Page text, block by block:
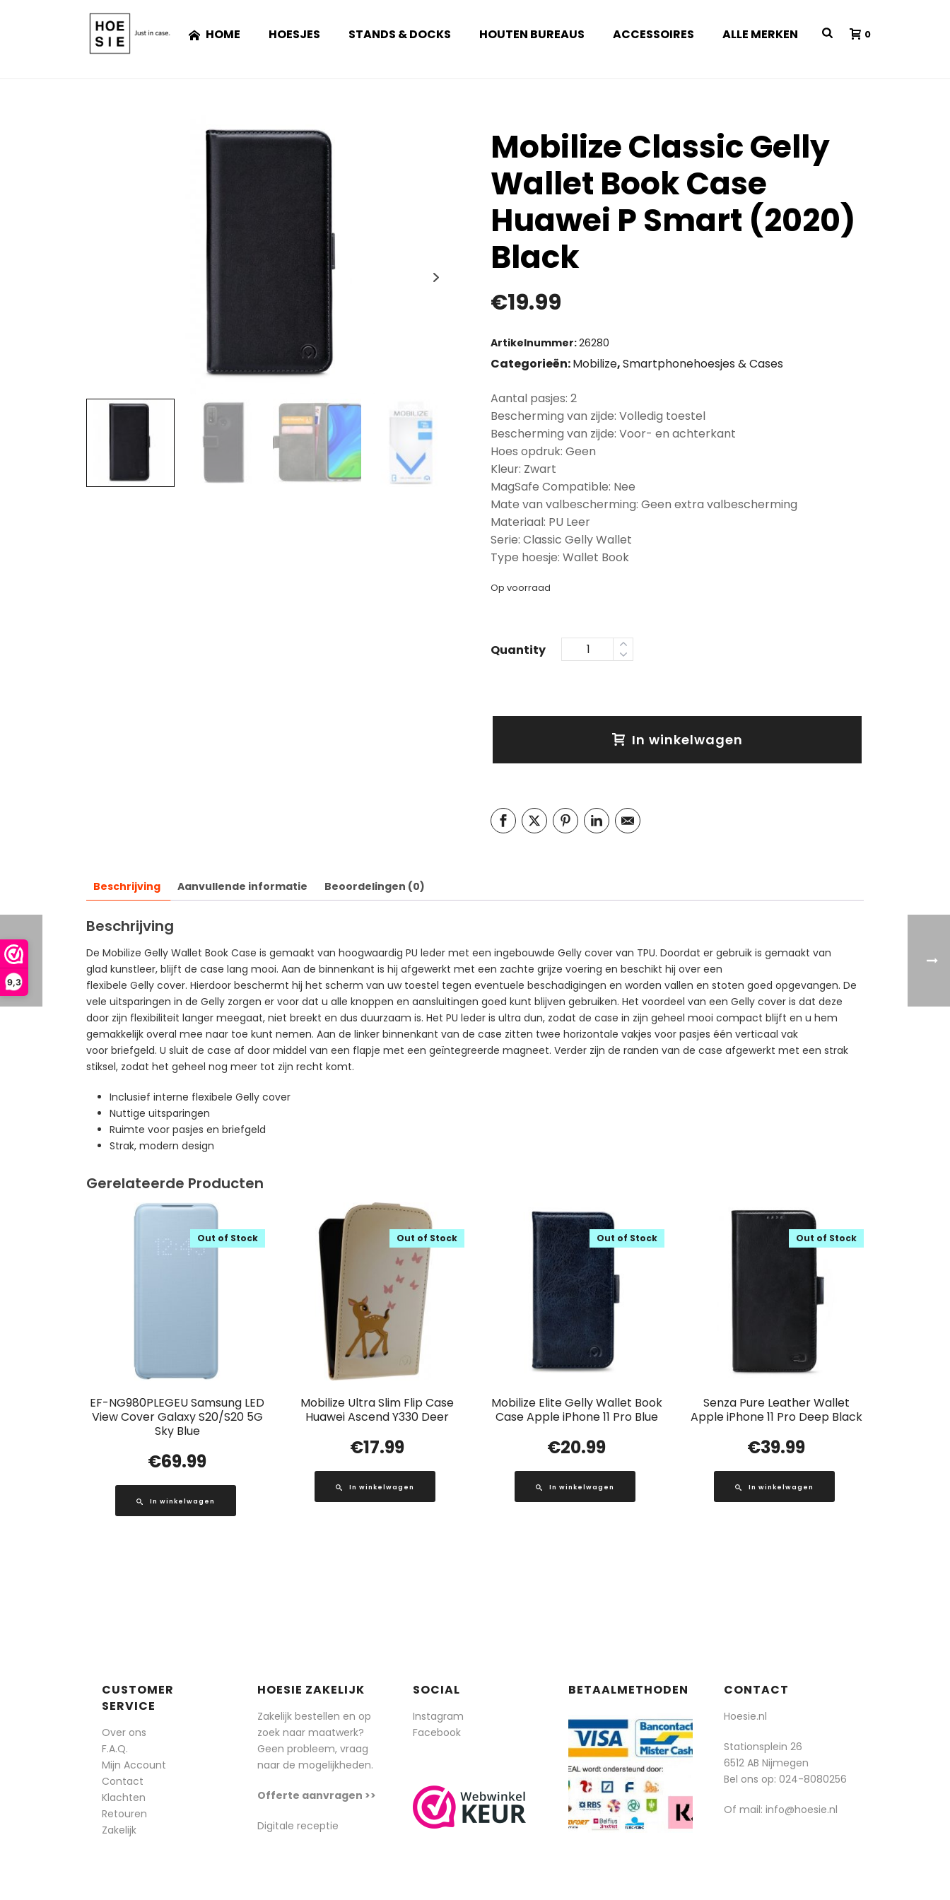
9,3
HOME HOESJES STANDS & DOCKS HOUTEN BUREAUS ACCESSOIRES ALLE MERKEN 0
Mobilize Classic Gelly
Wallet Book Case
Huawei P Smart (2020)
Black
€19.99
Artikelnummer:26280
Categorieën:Mobilize,Smartphonehoesjes & Cases
Aantal pasjes: 2
Bescherming van zijde: Volledig toestel
Bescherming van zijde: Voor- en achterkant
Hoes opdruk: Geen
Kleur: Zwart
MagSafe Compatible: Nee
Mate van valbescherming: Geen extra valbescherming
Materiaal: PU Leer
Serie: Classic Gelly Wallet
Type hoesje: Wallet Book
Op voorraad
Quantity
In winkelwagen
Beschrijving Aanvullende informatie Beoordelingen (0)
Beschrijving
De Mobilize Gelly Wallet Book Case is gemaakt van hoogwaardig PU leder met een ingebouwde Gelly cover van TPU. Doordat er gebruik is gemaakt van
glad kunstleer, blijft de case lang mooi. Aan de binnenkant is hij afgewerkt met een zachte grijze voering en beschikt hij over een
flexibele Gelly cover. Hierdoor beschermt hij het scherm van uw toestel tegen eventuele beschadigingen en worden vallen en stoten goed opgevangen. De
vele uitsparingen in de Gelly zorgen er voor dat u alle knoppen en aansluitingen goed kunt blijven gebruiken. Het voordeel van een Gelly cover is dat deze
door zijn flexibiliteit langer meegaat, niet breekt en dus duurzaam is. Het PU leder is ultra dun, zodat de case in zijn geheel mooi compact blijft en u hem
gemakkelijk overal mee naar toe kunt nemen. Aan de linker binnenkant van de case zitten twee horizontale vakjes voor pasjes één verticaal vak
voor briefgeld. U sluit de case af door middel van een flapje met een geïntegreerde magneet. Verder zijn de randen van de case afgewerkt met een strak
stiksel, zodat het geheel nog meer tot zijn recht komt.
Inclusief interne flexibele Gelly cover
Nuttige uitsparingen
Ruimte voor pasjes en briefgeld
Strak, modern design
Gerelateerde Producten
EF-NG980PLEGEU Samsung LED
View Cover Galaxy S20/S20 5G
Sky Blue
Out of Stock
€69.99
In winkelwagen
Mobilize Ultra Slim Flip Case
Huawei Ascend Y330 Deer
Out of Stock
€17.99
In winkelwagen
Mobilize Elite Gelly Wallet Book
Case Apple iPhone 11 Pro Blue
Out of Stock
€20.99
In winkelwagen
Senza Pure Leather Wallet
Apple iPhone 11 Pro Deep Black
Out of Stock
€39.99
In winkelwagen
CUSTOMER
SERVICE
Over ons
F.A.Q.
Mijn Account
Contact
Klachten
Retouren
Zakelijk
HOESIE ZAKELIJK
Zakelijk bestellen en op
zoek naar maatwerk?
Geen probleem, vraag
naar de mogelijkheden.
Offerte aanvragen >>
Digitale receptie
SOCIAL
Instagram
Facebook
BETAALMETHODEN CONTACT
Hoesie.nl
Stationsplein 26
6512 AB Nijmegen
Bel ons op: 024-8080256
Of mail: info@hoesie.nl